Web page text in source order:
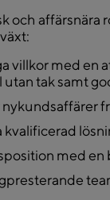
och affärsnära
villkor med en
tak samt
med